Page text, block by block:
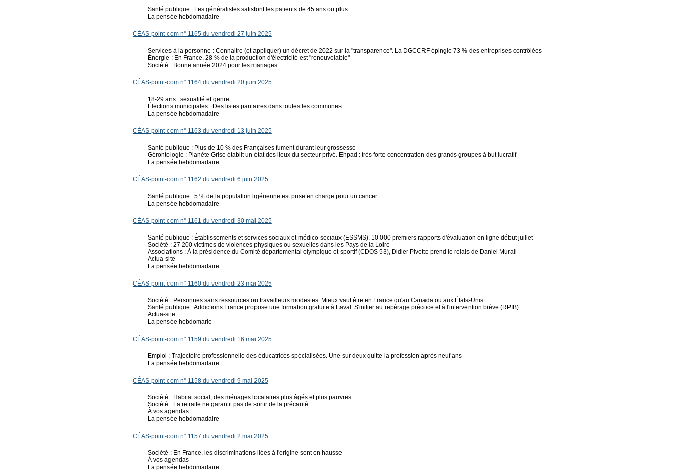
Santé publique : Les généralistes satisfont les patients de 45 ans ou plus
La pensée hebdomadaire
CÉAS-point-com n° 1165 du vendredi 27 juin 2025
Services à la personne : Connaitre (et appliquer) un décret de 2022 sur la "transparence". La DGCCRF épingle 73 % des entreprises contrôlées
Énergie : En France, 28 % de la production d'électricité est "renouvelable"
Société : Bonne année 2024 pour les mariages
CÉAS-point-com n° 1164 du vendredi 20 juin 2025
18-29 ans : sexualité et genre...
Élections municipales : Des listes paritaires dans toutes les communes
La pensée hebdomadaire
CÉAS-point-com n° 1163 du vendredi 13 juin 2025
Santé publique : Plus de 10 % des Françaises fument durant leur grossesse
Gérontologie : Planète Grise établit un état des lieux du secteur privé. Ehpad : très forte concentration des grands groupes à but lucratif
La pensée hebdomadaire
CÉAS-point-com n° 1162 du vendredi 6 juin 2025
Santé publique : 5 % de la population ligérienne est prise en charge pour un cancer
La pensée hebdomadaire
CÉAS-point-com n° 1161 du vendredi 30 mai 2025
Santé publique : Établissements et services sociaux et médico-sociaux (ESSMS). 10 000 premiers rapports d'évaluation en ligne début juillet
Société : 27 200 victimes de violences physiques ou sexuelles dans les Pays de la Loire
Associations : À la présidence du Comité départemental olympique et sportif (CDOS 53), Didier Pivette prend le relais de Daniel Murail
Actua-site
La pensée hebdomadaire
CÉAS-point-com n° 1160 du vendredi 23 mai 2025
Société : Personnes sans ressources ou travailleurs modestes. Mieux vaut être en France qu'au Canada ou aux États-Unis...
Santé publique : Addictions France propose une formation gratuite à Laval. S'initier au repérage précoce et à l'intervention brève (RPIB)
Actua-site
La pensée hebdomarie
CÉAS-point-com n° 1159 du vendredi 16 mai 2025
Emploi : Trajectoire professionnelle des éducatrices spécialisées. Une sur deux quitte la profession après neuf ans
La pensée hebdomadaire
CÉAS-point-com n° 1158 du vendredi 9 mai 2025
Société : Habitat social, des ménages locataires plus âgés et plus pauvres
Société : La retraite ne garantit pas de sortir de la précarité
À vos agendas
La pensée hebdomadaire
CÉAS-point-com n° 1157 du vendredi 2 mai 2025
Société : En France, les discriminations liées à l'origine sont en hausse
À vos agendas
La pensée hebdomadaire